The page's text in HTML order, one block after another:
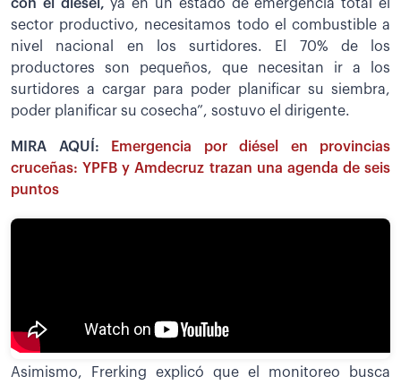
con el diésel, ya en un estado de emergencia total el
sector productivo, necesitamos todo el combustible a
nivel nacional en los surtidores. El 70% de los
productores son pequeños, que necesitan ir a los
surtidores a cargar para poder planificar su siembra,
poder planificar su cosecha”, sostuvo el dirigente.
MIRA AQUÍ:
Emergencia por diésel en provincias
cruceñas: YPFB y Amdecruz trazan una agenda de seis
puntos
Asimismo, Frerking explicó que el monitoreo busca